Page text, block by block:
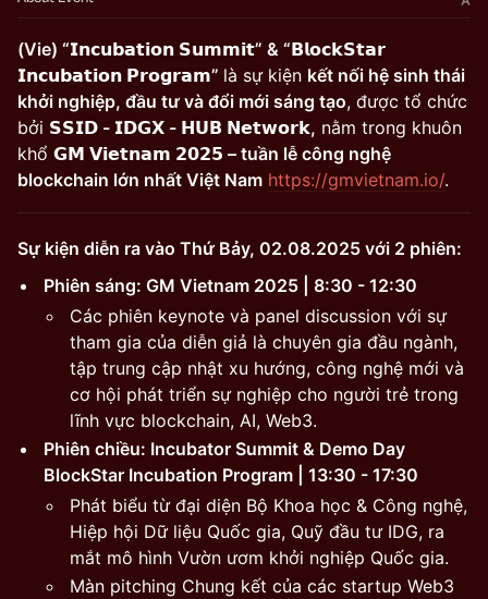
(Vie) “𝗜𝗻𝗰𝘂𝗯𝗮𝘁𝗶𝗼𝗻 𝗦𝘂𝗺𝗺𝗶𝘁” & “𝗕𝗹𝗼𝗰𝗸𝗦𝘁𝗮𝗿
𝗜𝗻𝗰𝘂𝗯𝗮𝘁𝗶𝗼𝗻 𝗣𝗿𝗼𝗴𝗿𝗮𝗺” là sự kiện kết nối hệ sinh thái
khởi nghiệp, đầu tư và đổi mới sáng tạo, được tổ chức
bởi 𝗦𝗦𝗜𝗗 - 𝗜𝗗𝗚𝗫 - 𝗛𝗨𝗕 𝗡𝗲𝘁𝘄𝗼𝗿𝗸, nằm trong khuôn
khổ 𝗚𝗠 𝗩𝗶𝗲𝘁𝗻𝗮𝗺 𝟮𝟬𝟮𝟱 – tuần lễ công nghệ
blockchain lớn nhất Việt Nam https://gmvietnam.io/.
Sự kiện diễn ra vào Thứ Bảy, 02.08.2025 với 2 phiên:
Phiên sáng: GM Vietnam 2025 | 8:30 - 12:30
Các phiên keynote và panel discussion với sự
tham gia của diễn giả là chuyên gia đầu ngành,
tập trung cập nhật xu hướng, công nghệ mới và
cơ hội phát triển sự nghiệp cho người trẻ trong
lĩnh vực blockchain, AI, Web3.
Phiên chiều: Incubator Summit & Demo Day
BlockStar Incubation Program | 13:30 - 17:30
Phát biểu từ đại diện Bộ Khoa học & Công nghệ,
Hiệp hội Dữ liệu Quốc gia, Quỹ đầu tư IDG, ra
mắt mô hình Vườn ươm khởi nghiệp Quốc gia.
​Màn pitching Chung kết của các startup Web3